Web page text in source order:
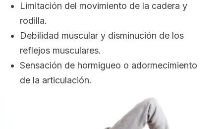
Limitación del movimiento de la cadera y
rodilla.
Debilidad muscular y disminución de los
reflejos musculares.
Sensación de hormigueo o adormecimiento
de la articulación.